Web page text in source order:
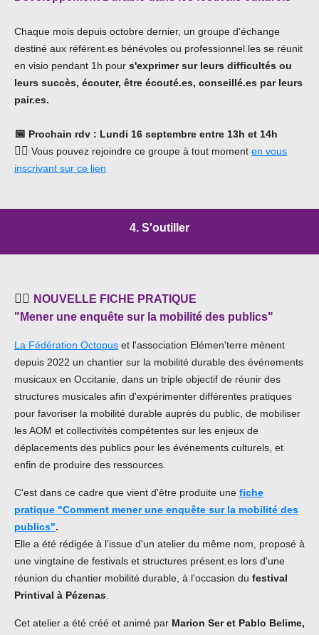
Chaque mois depuis octobre dernier, un groupe d'échange
destiné aux référent.es bénévoles ou professionnel.les se réunit
en visio pendant 1h pour s'exprimer sur leurs difficultés ou
leurs succès, écouter, être écouté.es, conseillé.es par leurs
pair.es.
📅 Prochain rdv : Lundi 16 septembre entre 13h et 14h
👉🏾 Vous pouvez rejoindre ce groupe à tout moment en vous
inscrivant sur ce lien
4. S'outiller
🕵️‍♀️ NOUVELLE FICHE PRATIQUE
"Mener une enquête sur la mobilité des publics"
La Fédération Octopus et l'association Elémen'terre mènent
depuis 2022 un chantier sur la mobilité durable des événements
musicaux en Occitanie, dans un triple objectif de réunir des
structures musicales afin d'expérimenter différentes pratiques
pour favoriser la mobilité durable auprès du public, de mobiliser
les AOM et collectivités compétentes sur les enjeux de
déplacements des publics pour les événements culturels, et
enfin de produire des ressources.
C'est dans ce cadre que vient d'être produite une fiche
pratique "Comment mener une enquête sur la mobilité des
publics".
Elle a été rédigée à l'issue d'un atelier du même nom, proposé à
une vingtaine de festivals et structures présent.es lors d'une
réunion du chantier mobilité durable, à l'occasion du festival
Printival à Pézenas
Cet atelier a été créé et animé par Marion Ser et Pablo Belime,